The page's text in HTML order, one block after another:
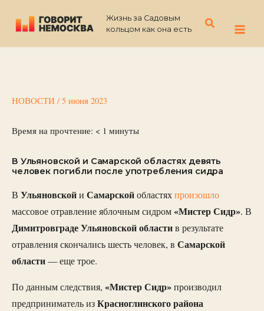
содержимому
Жизнь за Садовым
кольцом как она есть
Поиск
НОВОСТИ / 5 июня 2023
Время на прочтение: < 1 минуты
В Ульяновской и Самарской областях девять
человек погибли после употребления сидра
В Ульяновскойи Самарскойобластяхпроизошло
массовое отравление яблочным сидром«Мистер Сидр». В
Димитровграде Ульяновской областив результате
отравления скончались шесть человек, в Самарской
области— еще трое.
По данным следствия, «Мистер Сидр»производил
предприниматель изКрасноглинского района